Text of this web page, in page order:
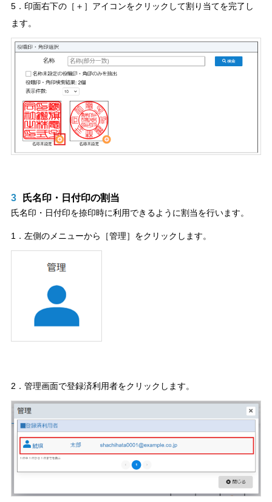
5．印面右下の［＋］アイコンをクリックして割り当てを完了し
ます。
3 氏名印・日付印の割当
氏名印・日付印を捺印時に利用できるように割当を行います。
1．左側のメニューから［管理］をクリックします。
2．管理画面で登録済利用者をクリックします。